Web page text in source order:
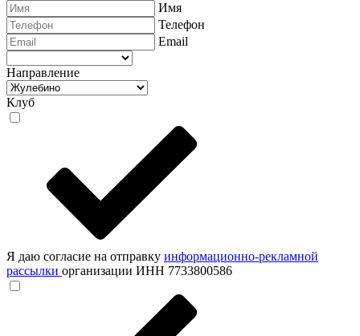
Имя
Телефон
Email
Направление
Клуб
Я даю согласие на отправку информационно-рекламной
рассылки организации ИНН 7733800586